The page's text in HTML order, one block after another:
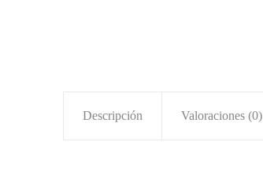
Descripción Valoraciones (0)